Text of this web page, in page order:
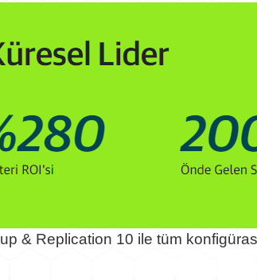
& Replication 10 ile tüm